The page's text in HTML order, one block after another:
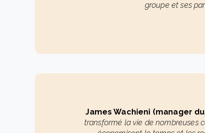
groupe et ses
James Wachieni (manager
transformé la vie de nombreuses